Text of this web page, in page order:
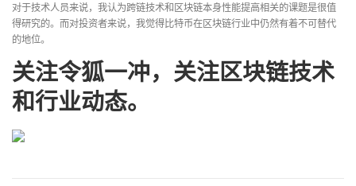
对于技术人员来说，我认为跨链技术和区块链本身性能提高相关的课题是很值
得研究的。而对投资者来说，我觉得比特币在区块链行业中仍然有着不可替代
的地位。
关注令狐一冲，关注区块链技术
和行业动态。